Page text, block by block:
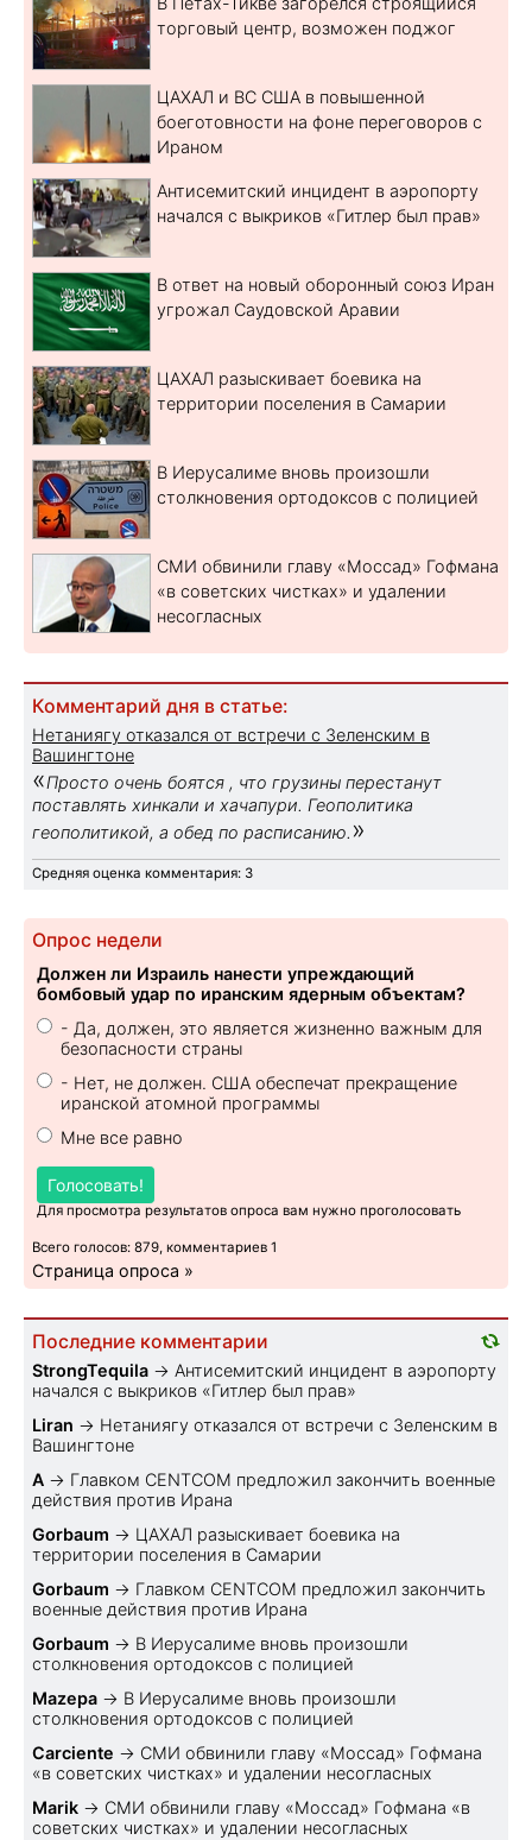
торговый центр, возможен поджог
ЦАХАЛ и ВС США в повышенной
боеготовности на фоне переговоров с
Ираном
Антисемитский инцидент в аэропорту
начался с выкриков «Гитлер был прав»
В ответ на новый оборонный союз Иран
угрожал Саудовской Аравии
ЦАХАЛ разыскивает боевика на
территории поселения в Самарии
В Иерусалиме вновь произошли
столкновения ортодоксов с полицией
СМИ обвинили главу «Моссад» Гофмана
«в советских чистках» и удалении
несогласных
Комментарий дня в статье:
Нетаниягу отказался от встречи с Зеленским в
Вашингтоне
«Просто очень боятся , что грузины перестанут
поставлять хинкали и хачапури. Геополитика
геополитикой, а обед по расписанию. »
Средняя оценка комментария: 3
Опрос недели
Должен ли Израиль нанести упреждающий
бомбовый удар по иранским ядерным объектам?
- Да, должен, это является жизненно важным для
безопасности страны
- Нет, не должен. США обеспечат прекращение
иранской атомной программы
Мне все равно
Голосовать!
Для просмотра результатов опроса вам нужно проголосовать
Всего голосов: 879, комментариев 1
Страница опроса »
Последние комментарии
StrongTequila → Антисемитский инцидент в аэропорту
начался с выкриков «Гитлер был прав»
Liran → Нетаниягу отказался от встречи с Зеленским в
Вашингтоне
A → Главком CENTCOM предложил закончить военные
действия против Ирана
Gorbaum → ЦАХАЛ разыскивает боевика на
территории поселения в Самарии
Gorbaum → Главком CENTCOM предложил закончить
военные действия против Ирана
Gorbaum → В Иерусалиме вновь произошли
столкновения ортодоксов с полицией
Mazepa → В Иерусалиме вновь произошли
столкновения ортодоксов с полицией
Carciente → СМИ обвинили главу «Моссад» Гофмана
«в советских чистках» и удалении несогласных
Marik → СМИ обвинили главу «Моссад» Гофмана «в
советских чистках» и удалении несогласных